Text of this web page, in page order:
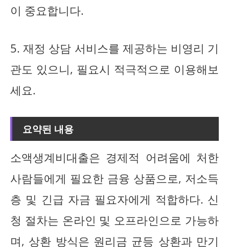
이 중요합니다.
5. 재정 상담 서비스를 제공하는 비영리 기
관도 있으니, 필요시 적극적으로 이용해보
세요.
요약된 내용
소액생계비대출은 경제적 어려움에 처한
사람들에게 필요한 금융 상품으로, 저소득
층 및 긴급 자금 필요자에게 적합하다. 신
청 절차는 온라인 및 오프라인으로 가능하
며, 상환 방식은 원리금 균등 상환과 만기